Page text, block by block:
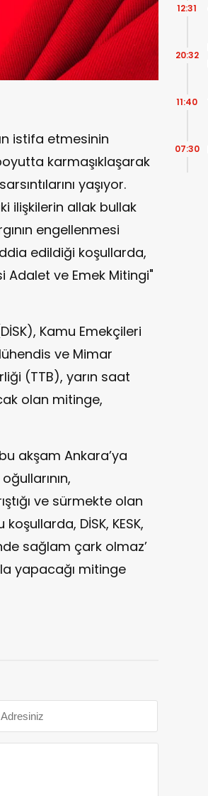
istifa etmesinin
karmaşıklaşarak
yaşıyor.
ilişkilerin allak bullak
engellenmesi
edildiği koşullarda,
Adalet ve Emek Mitingi"
Kamu Emekçileri
ve Mimar
(TTB), yarın saat
olan mitinge,
akşam Ankara’ya
ve sürmekte olan
DİSK, KESK,
sağlam çark olmaz’
yapacağı mitinge
12:31
20:32
11:40
07:30